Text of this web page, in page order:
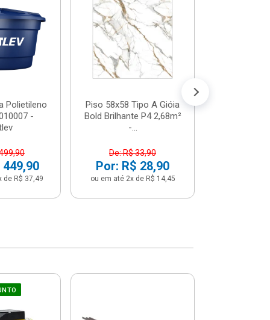
Polietileno
-
de R$ 37,49
Piso 58x58 Tipo A Gióia
Bold Brilhante P4 2,68m²
-...
De: R$ 33,90
Por: R$ 28,90
ou em até 2x de R$ 14,45